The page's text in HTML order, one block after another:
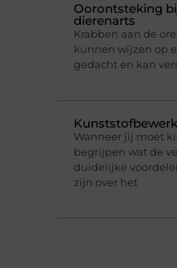
Oorontsteking
dierenarts
Krabben aan de
kunnen wijzen op
gedacht en kan
Wanneer jij moet
begrijpen wat de
duidelijke
zijn over het